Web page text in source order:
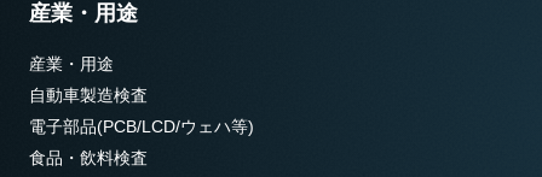
産業・用途
産業・用途
自動車製造検査
電子部品(PCB/LCD/ウェハ等)
食品・飲料検査